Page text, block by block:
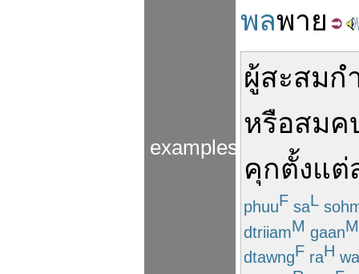
examples
พลพาย
ผู้สะสมก
หรือสมค
คุกตั้งแต่
phuuF saL
dtriiamM gaanM
dtawngF raH